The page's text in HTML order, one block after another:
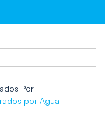
Por
por Agua